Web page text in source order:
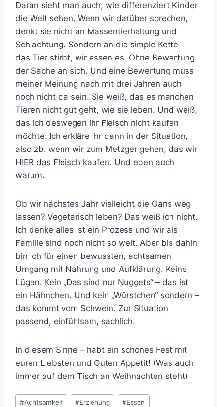
Daran sieht man auch, wie differenziert Kinder
die Welt sehen. Wenn wir darüber sprechen,
denkt sie nicht an Massentierhaltung und
Schlachtung. Sondern an die simple Kette –
das Tier stirbt, wir essen es. Ohne Bewertung
der Sache an sich. Und eine Bewertung muss
meiner Meinung nach mit drei Jahren auch
noch nicht da sein. Sie weiß, das es manchen
Tieren nicht gut geht, wie sie leben. Und weiß,
das ich deswegen ihr Fleisch nicht kaufen
möchte. Ich erkläre ihr dann in der Situation,
also zb. wenn wir zum Metzger gehen, das wir
HIER das Fleisch kaufen. Und eben auch
warum.
Ob wir nächstes Jahr vielleicht die Gans weg
lassen? Vegetarisch leben? Das weiß ich nicht.
Ich denke alles ist ein Prozess und wir als
Familie sind noch nicht so weit. Aber bis dahin
bin ich für einen bewussten, achtsamen
Umgang mit Nahrung und Aufklärung. Keine
Lügen. Kein „Das sind nur Nuggets“ – das ist
ein Hähnchen. Und kein „Würstchen“ sondern –
das kommt vom Schwein. Zur Situation
passend, einfühlsam, sachlich.
In diesem Sinne – habt ein schönes Fest mit
euren Liebsten und Guten Appetit! (Was auch
immer auf dem Tisch an Weihnachten steht)
Schlagworte:
#Achtsamkeit #Erziehung #Essen